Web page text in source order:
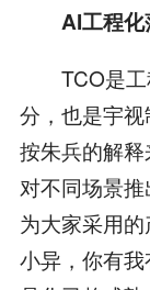
AI工程
TCO是工
分，也是宇视
按朱兵的解
对不同场景
为大家采用
小异，你有